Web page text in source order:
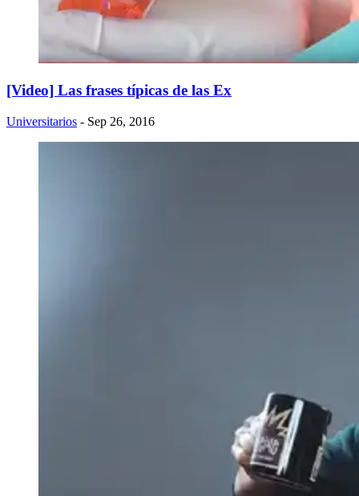
[Video] Las frases típicas de las Ex
Universitarios - Sep 26, 2016